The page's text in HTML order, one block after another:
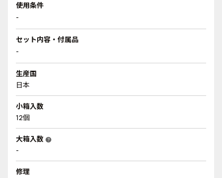
使用条件
-
セット内容・付属品
-
生産国
日本
小箱入数
12個
大箱入数 help
-
修理